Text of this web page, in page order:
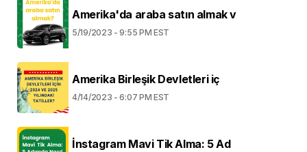
Amerika'da araba satın almak v
5/19/2023 - 9:55 PM EST
Amerika Birleşik Devletleri iç
4/14/2023 - 6:07 PM EST
İnstagram Mavi Tik Alma: 5 Ad